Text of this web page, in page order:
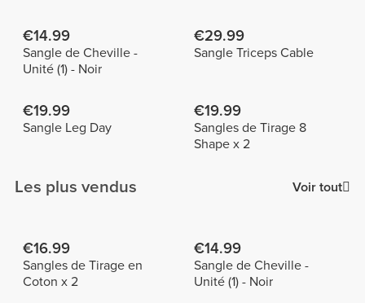
€14.99
Sangle de Cheville -
Unité (1) - Noir
€29.99
Sangle Triceps Cable
€19.99
Sangle Leg Day
€19.99
Sangles de Tirage 8
Shape x 2
Les plus vendus Voir tout
€16.99
Sangles de Tirage en
Coton x 2
€14.99
Sangle de Cheville -
Unité (1) - Noir